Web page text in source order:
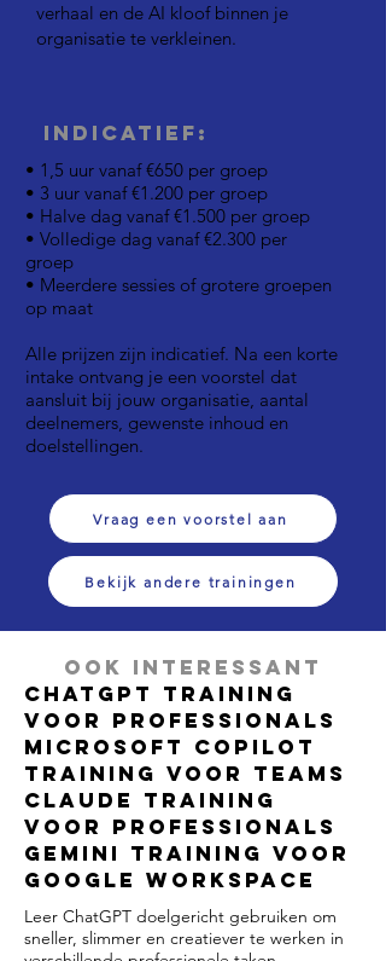
verhaal en de AI kloof binnen je
organisatie te verkleinen.
Indicatief:
• 1,5 uur vanaf €650 per groep
• 3 uur vanaf €1.200 per groep
• Halve dag vanaf €1.500 per groep
• Volledige dag vanaf €2.300 per
groep
• Meerdere sessies of grotere groepen
op maat
Alle prijzen zijn indicatief. Na een korte
intake ontvang je een voorstel dat
aansluit bij jouw organisatie, aantal
deelnemers, gewenste inhoud en
doelstellingen.
Vraag een voorstel aan
Bekijk andere trainingen
Ook interessant
ChatGPT Training
voor Professionals
Microsoft Copilot
Training voor Teams
Claude Training
voor Professionals
Gemini Training voor
Google Workspace
Leer ChatGPT doelgericht gebruiken om
sneller, slimmer en creatiever te werken in